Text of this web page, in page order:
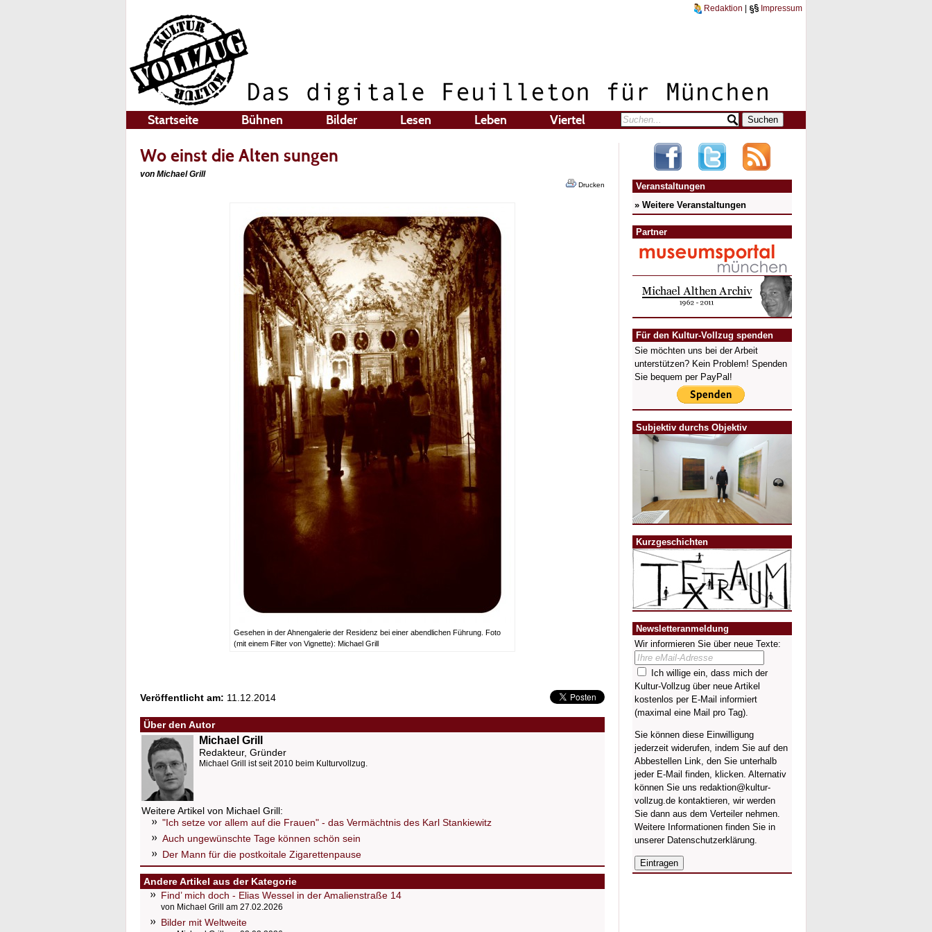
Redaktion Impressum
Startseite Bühnen Bilder Lesen Leben Viertel
Wo einst die Alten sungen
von Michael Grill
Drucken
Gesehen in der Ahnengalerie der Residenz bei einer abendlichen Führung. Foto
(mit einem Filter von Vignette): Michael Grill
Veröffentlicht am: 11.12.2014
Über den Autor
Michael Grill
Redakteur, Gründer
Michael Grill ist seit 2010 beim Kulturvollzug.
Weitere Artikel von Michael Grill:
"Ich setze vor allem auf die Frauen" - das Vermächtnis des Karl Stankiewitz
Auch ungewünschte Tage können schön sein
Der Mann für die postkoitale Zigarettenpause
Andere Artikel aus der Kategorie
Find’ mich doch - Elias Wessel in der Amalienstraße 14
von Michael Grill am 27.02.2026
Bilder mit Weltweite
Veranstaltungen
» Weitere Veranstaltungen
Partner
Für den Kultur-Vollzug spenden
Sie möchten uns bei der Arbeit
unterstützen? Kein Problem! Spenden
Sie bequem per PayPal!
Subjektiv durchs Objektiv
Kurzgeschichten
Newsletteranmeldung
Wir informieren Sie über neue Texte:
Ich willige ein, dass mich der
Kultur-Vollzug über neue Artikel
kostenlos per E-Mail informiert
(maximal eine Mail pro Tag).
Sie können diese Einwilligung
jederzeit widerufen, indem Sie auf den
Abbestellen Link, den Sie unterhalb
jeder E-Mail finden, klicken. Alternativ
können Sie uns redaktion@kultur-
vollzug.de kontaktieren, wir werden
Sie dann aus dem Verteiler nehmen.
Weitere Informationen finden Sie in
unserer Datenschutzerklärung.